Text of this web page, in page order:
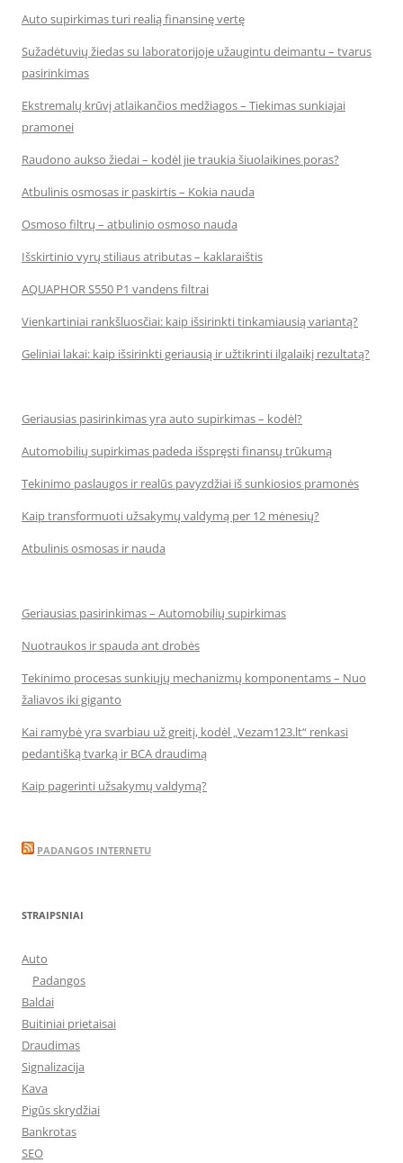
Auto supirkimas turi realią finansinę vertę
Sužadėtuvių žiedas su laboratorijoje užaugintu deimantu – tvarus
pasirinkimas
Ekstremalų krūvį atlaikančios medžiagos – Tiekimas sunkiajai
pramonei
Raudono aukso žiedai – kodėl jie traukia šiuolaikines poras?
Atbulinis osmosas ir paskirtis – Kokia nauda
Osmoso filtrų – atbulinio osmoso nauda
Išskirtinio vyrų stiliaus atributas – kaklaraištis
AQUAPHOR S550 P1 vandens filtrai
Vienkartiniai rankšluosčiai: kaip išsirinkti tinkamiausią variantą?
Geliniai lakai: kaip išsirinkti geriausią ir užtikrinti ilgalaikį rezultatą?
Geriausias pasirinkimas yra auto supirkimas – kodėl?
Automobilių supirkimas padeda išspręsti finansų trūkumą
Tekinimo paslaugos ir realūs pavyzdžiai iš sunkiosios pramonės
Kaip transformuoti užsakymų valdymą per 12 mėnesių?
Atbulinis osmosas ir nauda
Geriausias pasirinkimas – Automobilių supirkimas
Nuotraukos ir spauda ant drobės
Tekinimo procesas sunkiųjų mechanizmų komponentams – Nuo
žaliavos iki giganto
Kai ramybė yra svarbiau už greitį, kodėl „Vezam123.lt“ renkasi
pedantišką tvarką ir BCA draudimą
Kaip pagerinti užsakymų valdymą?
PADANGOS INTERNETU
STRAIPSNIAI
Auto
Padangos
Baldai
Buitiniai prietaisai
Draudimas
Signalizacija
Kava
Pigūs skrydžiai
Bankrotas
SEO